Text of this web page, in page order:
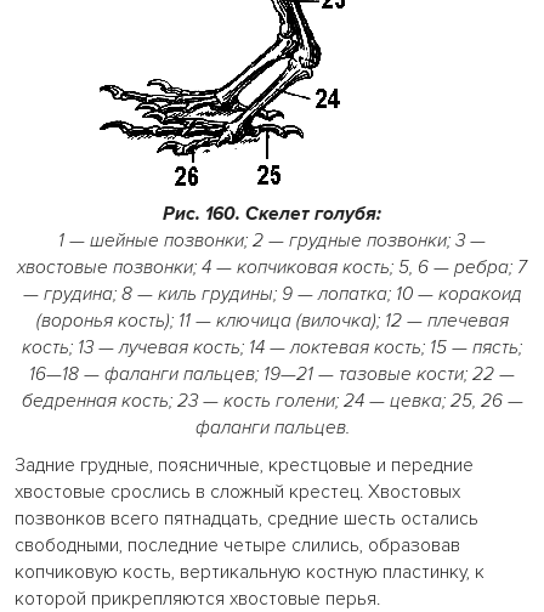
Рис. 160. Скелет голубя:
1 — шейные позвонки; 2 — грудные позвонки; 3 —
хвостовые позвонки; 4 — копчиковая кость; 5, 6 — ребра; 7
— грудина; 8 — киль грудины; 9 — лопатка; 10 — коракоид
(воронья кость); 11 — ключица (вилочка); 12 — плечевая
кость; 13 — лучевая кость; 14 — локтевая кость; 15 — пясть;
16—18 — фаланги пальцев; 19—21 — тазовые кости; 22 —
бедренная кость; 23 — кость голени; 24 — цевка; 25, 26 —
фаланги пальцев.
Задние грудные, поясничные, крестцовые и передние
хвостовые срослись в сложный крестец. Хвостовых
позвонков всего пятнадцать, средние шесть остались
свободными, последние четыре слились, образовав
копчиковую кость, вертикальную костную пластинку, к
которой прикрепляются хвостовые перья.